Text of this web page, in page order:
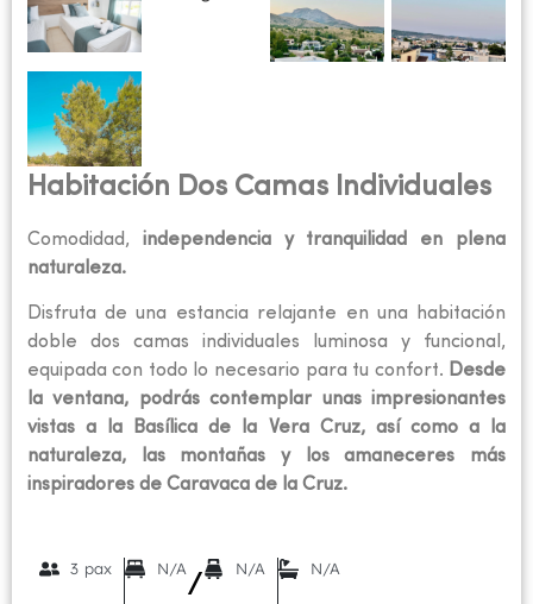
Habitación Dos Camas Individuales
Comodidad, independencia y tranquilidad en plena
naturaleza.
Disfruta de una estancia relajante en una habitación
doble dos camas individuales luminosa y funcional,
equipada con todo lo necesario para tu confort. Desde
la ventana, podrás contemplar unas impresionantes
vistas a la Basílica de la Vera Cruz, así como a la
naturaleza, las montañas y los amaneceres más
inspiradores de Caravaca de la Cruz.
3 pax N/A
/
N/A N/A